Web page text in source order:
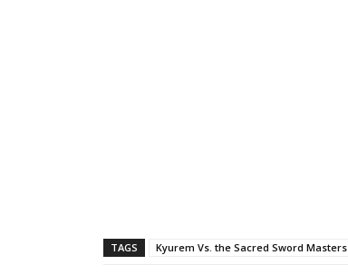
TAGS Kyurem Vs. the Sacred Sword Masters